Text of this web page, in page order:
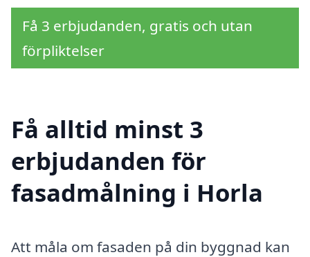
Få 3 erbjudanden, gratis och utan
förpliktelser
Få alltid minst 3
erbjudanden för
fasadmålning i Horla
Att måla om fasaden på din byggnad kan